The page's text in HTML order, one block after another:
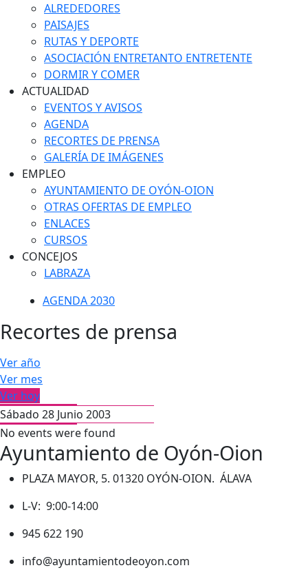
ALREDEDORES
PAISAJES
RUTAS Y DEPORTE
ASOCIACIÓN ENTRETANTO ENTRETENTE
DORMIR Y COMER
ACTUALIDAD
EVENTOS Y AVISOS
AGENDA
RECORTES DE PRENSA
GALERÍA DE IMÁGENES
EMPLEO
AYUNTAMIENTO DE OYÓN-OION
OTRAS OFERTAS DE EMPLEO
ENLACES
CURSOS
CONCEJOS
LABRAZA
AGENDA 2030
Recortes de prensa
Ver año
Ver mes
Ver hoy
Sábado 28 Junio 2003
No events were found
Ayuntamiento de Oyón-Oion
PLAZA MAYOR, 5. 01320 OYÓN-OION. ÁLAVA
L-V: 9:00-14:00
945 622 190
info@ayuntamientodeoyon.com